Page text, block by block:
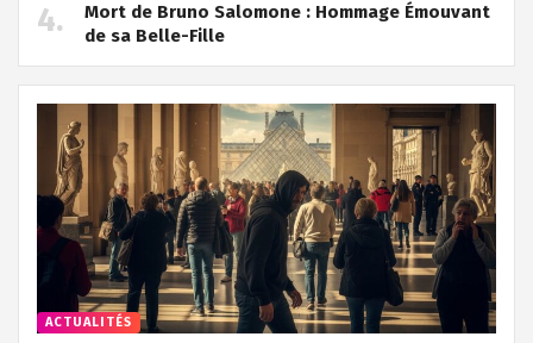
Mort de Bruno Salomone : Hommage Émouvant
de sa Belle-Fille
ACTUALITÉS